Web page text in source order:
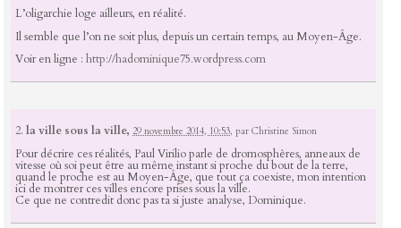
L’oligarchie loge ailleurs, en réalité.
Il semble que l’on ne soit plus, depuis un certain temps, au Moyen-Âge.
Voir en ligne :http://hadominique75.wordpress.com
2. la ville sous la ville,29 novembre 2014, 10:53,parChristine Simon
Pour décrire ces réalités, Paul Virilio parle de dromosphères, anneaux de
vitesse où soi peut être au même instant si proche du bout de la terre,
quand le proche est au Moyen-Âge, que tout ça coexiste, mon intention
ici de montrer ces villes encore prises sous la ville.
Ce que ne contredit donc pas ta si juste analyse, Dominique.